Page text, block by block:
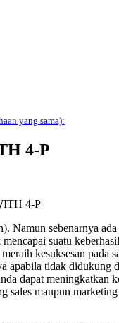
yang sama):
4-P
4-P
sebenarnya
suatu
kesuksesan
tidak didukung
dapat meningkatkan
maupun